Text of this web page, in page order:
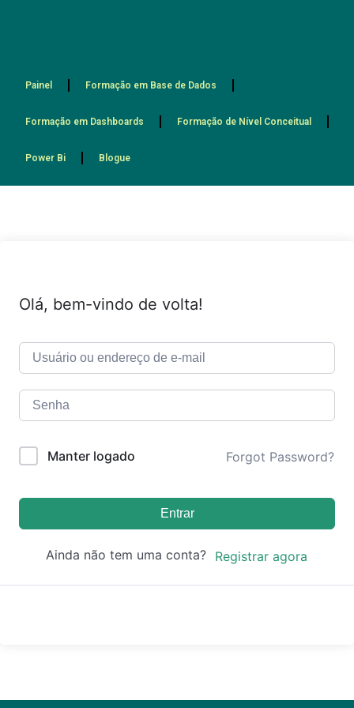
Painel Formação em Base de Dados
Formação em Dashboards Formação de Nível Conceitual
Power Bi Blogue
Olá, bem-vindo de volta!
Manter logado Forgot Password?
Entrar
Ainda não tem uma conta? Registrar agora